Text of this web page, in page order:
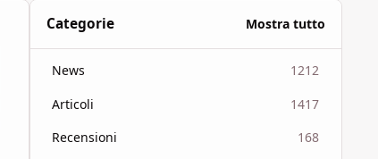
Categorie Mostra tutto
News
1212
Articoli
1417
Recensioni
168